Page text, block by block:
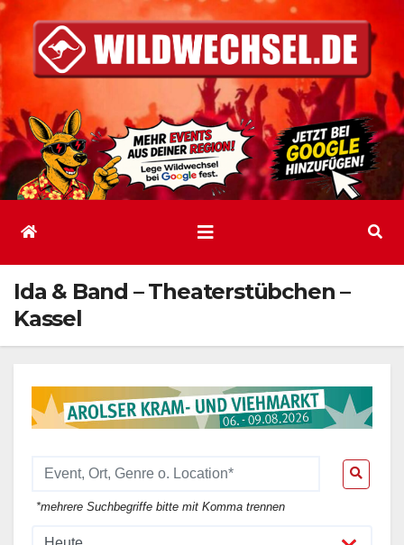
Inhalt
springen
Ida & Band – Theaterstübchen –
Kassel
*mehrere Suchbegriffe bitte mit Komma trennen